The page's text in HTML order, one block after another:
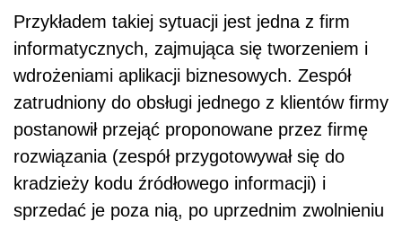
Przykładem takiej sytuacji jest jedna z firm
informatycznych, zajmująca się tworzeniem i
wdrożeniami aplikacji biznesowych. Zespół
zatrudniony do obsługi jednego z klientów firmy
postanowił przejąć proponowane przez firmę
rozwiązania (zespół przygotowywał się do
kradzieży kodu źródłowego informacji) i
sprzedać je poza nią, po uprzednim zwolnieniu